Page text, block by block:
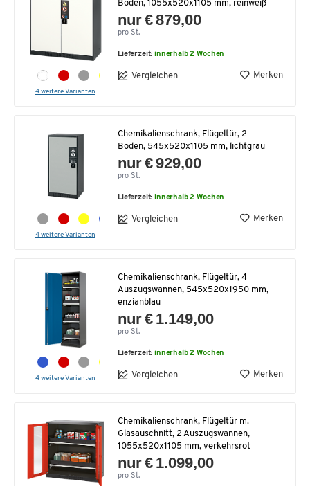
4 weitere Varianten
Böden, 1055x520x1105 mm, reinweiß
nur € 879,00
pro St.
Lieferzeit:innerhalb 2 Wochen
Vergleichen Merken
4 weitere Varianten
Chemikalienschrank, Flügeltür, 2
Böden, 545x520x1105 mm, lichtgrau
nur € 929,00
pro St.
Lieferzeit:innerhalb 2 Wochen
Vergleichen Merken
4 weitere Varianten
Chemikalienschrank, Flügeltür, 4
Auszugswannen, 545x520x1950 mm,
enzianblau
nur € 1.149,00
pro St.
Lieferzeit:innerhalb 2 Wochen
Vergleichen Merken
Chemikalienschrank, Flügeltür m.
Glasauschnitt, 2 Auszugswannen,
1055x520x1105 mm, verkehrsrot
nur € 1.099,00
pro St.